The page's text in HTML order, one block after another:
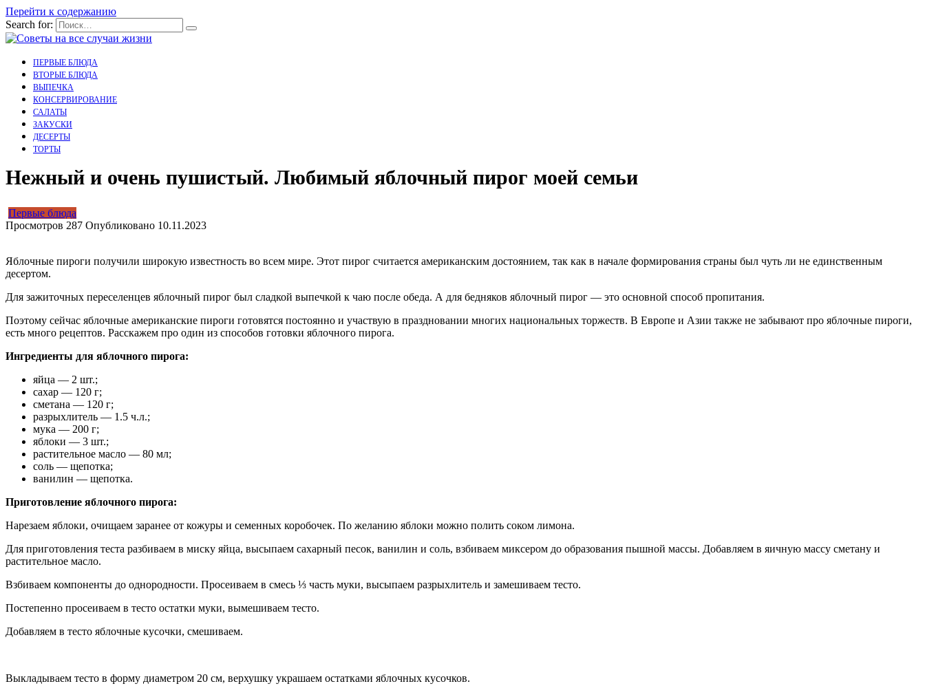
Перейти к содержанию
Search for:
ПЕРВЫЕ БЛЮДА
ВТОРЫЕ БЛЮДА
ВЫПЕЧКА
КОНСЕРВИРОВАНИЕ
САЛАТЫ
ЗАКУСКИ
ДЕСЕРТЫ
ТОРТЫ
Нежный и очень пушистый. Любимый яблочный пирог моей семьи
Первые блюда
Просмотров 287 Опубликовано 10.11.2023
Яблочные пироги получили широкую известность во всем мире. Этот пирог считается американским достоянием, так как в начале формирования страны был чуть ли не единственным
десертом.
Для зажиточных переселенцев яблочный пирог был сладкой выпечкой к чаю после обеда. А для бедняков яблочный пирог — это основной способ пропитания.
Поэтому сейчас яблочные американские пироги готовятся постоянно и участвую в праздновании многих национальных торжеств. В Европе и Азии также не забывают про яблочные пироги,
есть много рецептов. Расскажем про один из способов готовки яблочного пирога.
Ингредиенты для яблочного пирога:
яйца — 2 шт.;
сахар — 120 г;
сметана — 120 г;
разрыхлитель — 1.5 ч.л.;
мука — 200 г;
яблоки — 3 шт.;
растительное масло — 80 мл;
соль — щепотка;
ванилин — щепотка.
Приготовление яблочного пирога:
Нарезаем яблоки, очищаем заранее от кожуры и семенных коробочек. По желанию яблоки можно полить соком лимона.
Для приготовления теста разбиваем в миску яйца, высыпаем сахарный песок, ванилин и соль, взбиваем миксером до образования пышной массы. Добавляем в яичную массу сметану и
растительное масло.
Взбиваем компоненты до однородности. Просеиваем в смесь ⅓ часть муки, высыпаем разрыхлитель и замешиваем тесто.
Постепенно просеиваем в тесто остатки муки, вымешиваем тесто.
Добавляем в тесто яблочные кусочки, смешиваем.
Выкладываем тесто в форму диаметром 20 см, верхушку украшаем остатками яблочных кусочков.